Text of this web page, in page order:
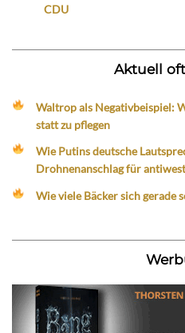
CDU
Aktuell
Waltrop als Negativbeispiel:
statt zu pflegen
Wie Putins deutsche
Drohnenanschlag für
Wie viele Bäcker sich gerade